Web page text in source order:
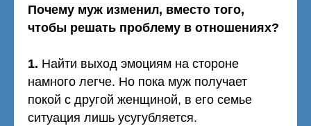
Почему муж изменил, вместо того,
чтобы решать проблему в отношениях?
1. Найти выход эмоциям на стороне
намного легче. Но пока муж получает
покой с другой женщиной, в его семье
ситуация лишь усугубляется.